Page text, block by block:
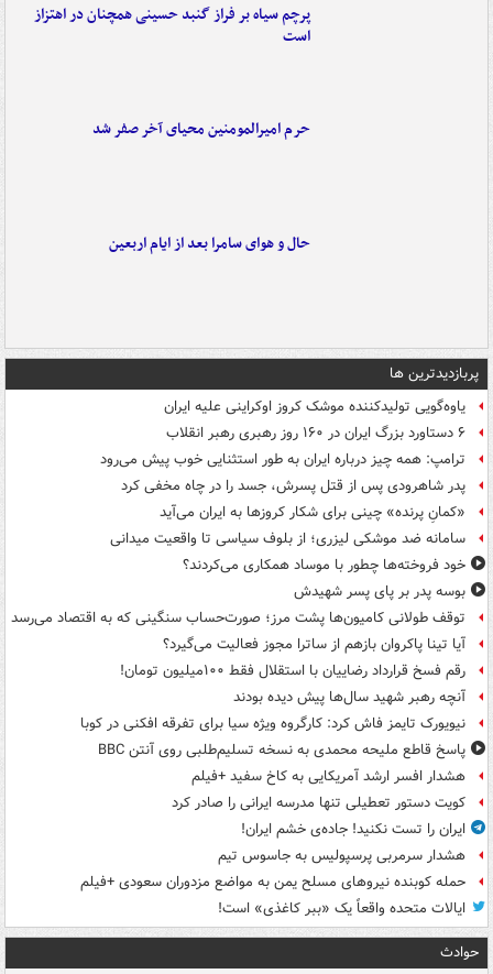
پرچم سیاه بر فراز گنبد حسینی همچنان در اهتزاز
است
حرم امیرالمومنین محیای آخر صفر شد
حال و هوای سامرا بعد از ایام اربعین
پربازدیدترین ها
یاوه‌گویی تولیدکننده موشک کروز اوکراینی علیه ایران
۶ دستاورد بزرگ ایران در ۱۶۰ روز رهبری رهبر انقلاب
ترامپ: همه چیز درباره ایران به طور استثنایی خوب پیش می‌رود
پدر شاهرودی پس از قتل پسرش، جسد را در چاه مخفی کرد
«کمانِ پرنده» چینی برای شکار کروزها به ایران می‌آید
سامانه ضد موشکی لیزری؛ از بلوف سیاسی تا واقعیت میدانی
خود فروخته‌ها چطور با موساد همکاری می‌کردند؟
بوسه‌ پدر بر پای پسر شهیدش
توقف طولانی کامیون‌ها پشت مرز؛ صورت‌حساب سنگینی که به اقتصاد می‌رسد
آیا تینا پاکروان بازهم از ساترا مجوز فعالیت می‌گیرد؟
رقم فسخ قرارداد رضاییان با استقلال فقط ۱۰۰میلیون تومان!
آنچه رهبر شهید سال‌ها پیش دیده بودند
نیویورک تایمز فاش کرد: کارگروه ویژه سیا برای تفرقه افکنی در کوبا
پاسخ قاطع ملیحه محمدی به نسخه تسلیم‌طلبی روی آنتن BBC
هشدار افسر ارشد آمریکایی به کاخ سفید +فیلم
کویت دستور تعطیلی تنها مدرسه ایرانی را صادر کرد
ایران را تست نکنید! جاده‌ی خشم ایران!
هشدار سرمربی پرسپولیس به جاسوس تیم
حمله کوبنده نیروهای مسلح یمن به مواضع مزدوران سعودی +فیلم
ایالات متحده واقعاً یک «ببر کاغذی» است!
حوادث